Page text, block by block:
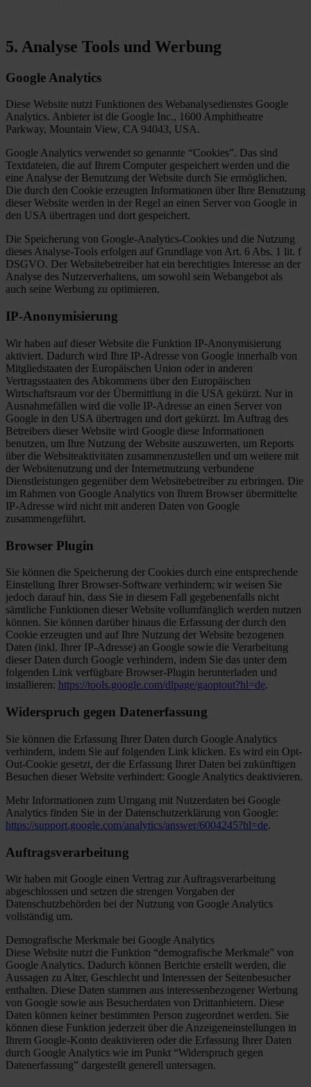
5. Analyse Tools und Werbung
Google Analytics
Diese Website nutzt Funktionen des Webanalysedienstes Google
Analytics. Anbieter ist die Google Inc., 1600 Amphitheatre
Parkway, Mountain View, CA 94043, USA.
Google Analytics verwendet so genannte “Cookies”. Das sind
Textdateien, die auf Ihrem Computer gespeichert werden und die
eine Analyse der Benutzung der Website durch Sie ermöglichen.
Die durch den Cookie erzeugten Informationen über Ihre Benutzung
dieser Website werden in der Regel an einen Server von Google in
den USA übertragen und dort gespeichert.
Die Speicherung von Google-Analytics-Cookies und die Nutzung
dieses Analyse-Tools erfolgen auf Grundlage von Art. 6 Abs. 1 lit. f
DSGVO. Der Websitebetreiber hat ein berechtigtes Interesse an der
Analyse des Nutzerverhaltens, um sowohl sein Webangebot als
auch seine Werbung zu optimieren.
IP-Anonymisierung
Wir haben auf dieser Website die Funktion IP-Anonymisierung
aktiviert. Dadurch wird Ihre IP-Adresse von Google innerhalb von
Mitgliedstaaten der Europäischen Union oder in anderen
Vertragsstaaten des Abkommens über den Europäischen
Wirtschaftsraum vor der Übermittlung in die USA gekürzt. Nur in
Ausnahmefällen wird die volle IP-Adresse an einen Server von
Google in den USA übertragen und dort gekürzt. Im Auftrag des
Betreibers dieser Website wird Google diese Informationen
benutzen, um Ihre Nutzung der Website auszuwerten, um Reports
über die Websiteaktivitäten zusammenzustellen und um weitere mit
der Websitenutzung und der Internetnutzung verbundene
Dienstleistungen gegenüber dem Websitebetreiber zu erbringen. Die
im Rahmen von Google Analytics von Ihrem Browser übermittelte
IP-Adresse wird nicht mit anderen Daten von Google
zusammengeführt.
Browser Plugin
Sie können die Speicherung der Cookies durch eine entsprechende
Einstellung Ihrer Browser-Software verhindern; wir weisen Sie
jedoch darauf hin, dass Sie in diesem Fall gegebenenfalls nicht
sämtliche Funktionen dieser Website vollumfänglich werden nutzen
können. Sie können darüber hinaus die Erfassung der durch den
Cookie erzeugten und auf Ihre Nutzung der Website bezogenen
Daten (inkl. Ihrer IP-Adresse) an Google sowie die Verarbeitung
dieser Daten durch Google verhindern, indem Sie das unter dem
folgenden Link verfügbare Browser-Plugin herunterladen und
installieren: https://tools.google.com/dlpage/gaoptout?hl=de.
Widerspruch gegen Datenerfassung
Sie können die Erfassung Ihrer Daten durch Google Analytics
verhindern, indem Sie auf folgenden Link klicken. Es wird ein Opt-
Out-Cookie gesetzt, der die Erfassung Ihrer Daten bei zukünftigen
Besuchen dieser Website verhindert: Google Analytics deaktivieren.
Mehr Informationen zum Umgang mit Nutzerdaten bei Google
Analytics finden Sie in der Datenschutzerklärung von Google:
https://support.google.com/analytics/answer/6004245?hl=de.
Auftragsverarbeitung
Wir haben mit Google einen Vertrag zur Auftragsverarbeitung
abgeschlossen und setzen die strengen Vorgaben der
Datenschutzbehörden bei der Nutzung von Google Analytics
vollständig um.
Demografische Merkmale bei Google Analytics
Diese Website nutzt die Funktion “demografische Merkmale” von
Google Analytics. Dadurch können Berichte erstellt werden, die
Aussagen zu Alter, Geschlecht und Interessen der Seitenbesucher
enthalten. Diese Daten stammen aus interessenbezogener Werbung
von Google sowie aus Besucherdaten von Drittanbietern. Diese
Daten können keiner bestimmten Person zugeordnet werden. Sie
können diese Funktion jederzeit über die Anzeigeneinstellungen in
Ihrem Google-Konto deaktivieren oder die Erfassung Ihrer Daten
durch Google Analytics wie im Punkt “Widerspruch gegen
Datenerfassung” dargestellt generell untersagen.